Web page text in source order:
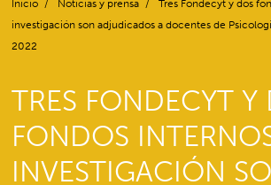
Inicio / Noticias y prensa /
Tres Fondecyt y dos
investigación son adjudicados a docentes de
2022
TRES FONDECYT Y
FONDOS
INVESTIGACIÓN